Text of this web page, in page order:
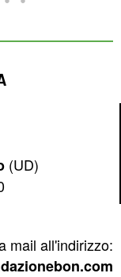
(UD)
mail all'indirizzo: